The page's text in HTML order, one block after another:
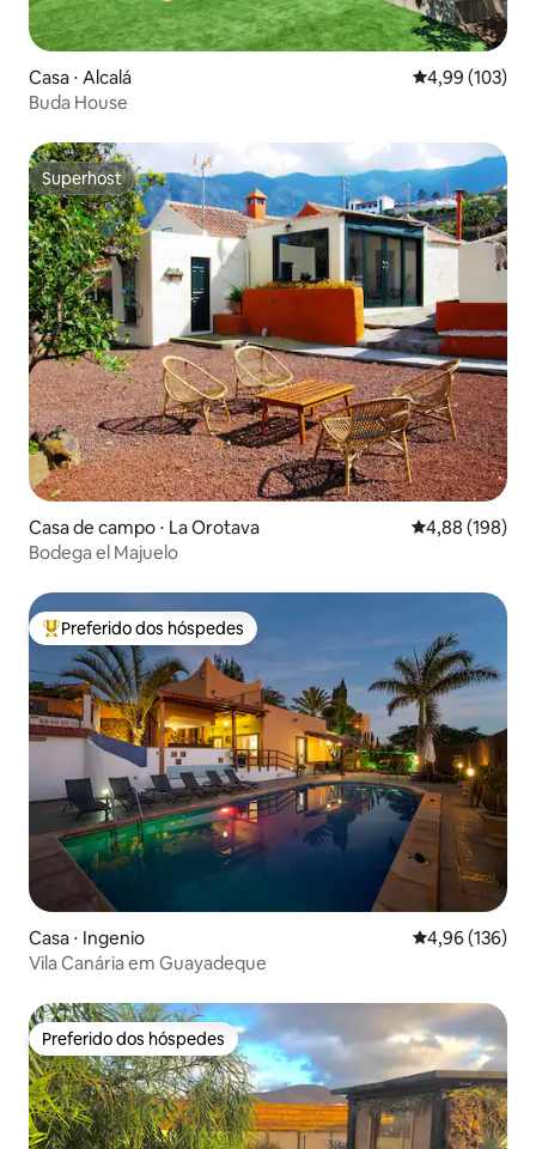
Casa ⋅ Alcalá 4,99 de uma
4,99 (103)
Buda House
Superhost
Superhost
Casa de campo ⋅ La Orotava 4,88 de uma
4,88 (198)
Bodega el Majuelo
Entre os melhores preferidos dos hóspedes
Preferido dos hóspedes
Casa ⋅ Ingenio 4,96 de uma
4,96 (136)
Vila Canária em Guayadeque
Preferido dos hóspedes
Preferido dos hóspedes